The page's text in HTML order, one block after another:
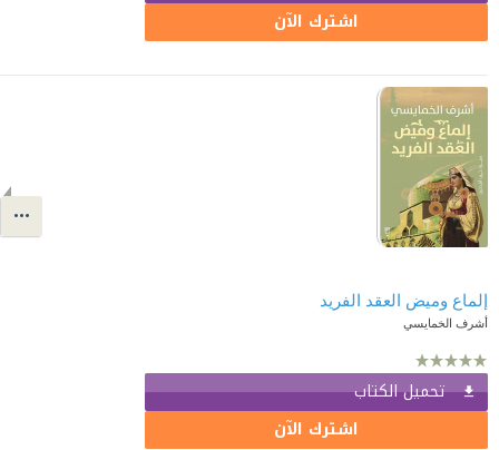
اشترك الآن
إلماع وميض العقد الفريد
أشرف الخمايسي
تحميل الكتاب
اشترك الآن